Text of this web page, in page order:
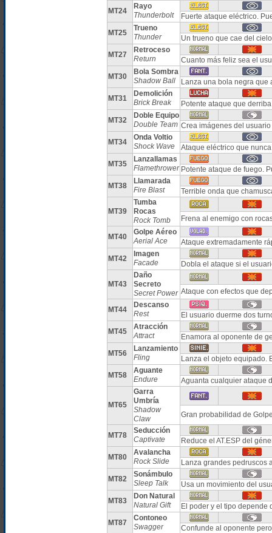
MT24
Rayo
Thunderbolt
Fuerte ataque eléctrico.
MT25
Trueno
Thunder
Un trueno que cae del
MT27
Retroceso
Return
Cuanto más feliz sea el
MT30
Bola Sombra
Shadow Ball
Lanza una bola negra que
MT31
Demolición
Brick Break
Potente ataque que
MT32
Doble Equipo
Double Team Crea imágenes del
MT34
Onda Voltio
Shock Wave
Ataque eléctrico que
MT35
Lanzallamas
Flamethrower Potente ataque de fuego.
MT38
Llamarada
Fire Blast
Terrible onda que
MT39
Tumba
Rocas
Rock Tomb
Frena al enemigo con
MT40
Golpe Aéreo
Aerial Ace
Ataque extremadamente
MT42
Imagen
Facade
Dobla el ataque si el
MT43
Daño
Secreto
Secret Power Ataque con efectos que
MT44
Descanso
Rest
El usuario duerme dos
MT45
Atracción
Attract
Enamora al oponente de
MT56
Lanzamiento
Fling
Lanza el objeto equipado.
MT58
Aguante
Endure
Aguanta cualquier ataque
MT65
Garra
Umbría
Shadow
Claw
Gran probabilidad de
MT78
Seducción
Captivate
Reduce el AT.ESP del
MT80
Avalancha
Rock Slide
Lanza grandes pedruscos
MT82
Sonámbulo
Sleep Talk
Usa un movimiento del
MT83
Don Natural
Natural Gift
El poder y el tipo depende
MT87
Contoneo
Swagger
Confunde al oponente